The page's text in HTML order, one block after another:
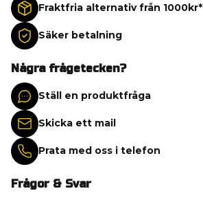
Fraktfria alternativ från 1000kr*
Säker betalning
Några frågetecken?
Ställ en produktfråga
Skicka ett mail
Prata med oss i telefon
Frågor & Svar